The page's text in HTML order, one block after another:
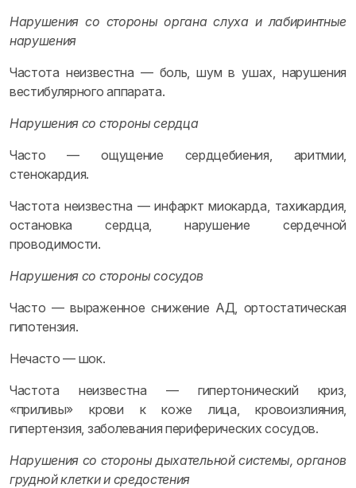
Нарушения со стороны органа слуха и лабиринтные
нарушения
Частота неизвестна — боль, шум в ушах, нарушения
вестибулярного аппарата.
Нарушения со стороны сердца
Часто — ощущение сердцебиения, аритмии,
стенокардия.
Частота неизвестна — инфаркт миокарда, тахикардия,
остановка сердца, нарушение сердечной
проводимости.
Нарушения со стороны сосудов
Часто — выраженное снижение АД, ортостатическая
гипотензия.
Нечасто — шок.
Частота неизвестна — гипертонический криз,
«приливы» крови к коже лица, кровоизлияния,
гипертензия, заболевания периферических сосудов.
Нарушения со стороны дыхательной системы, органов
грудной клетки и средостения